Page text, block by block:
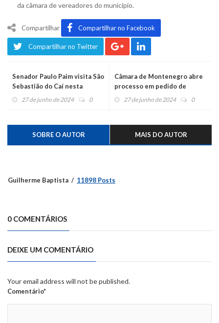
da câmara de vereadores do município.
Compartilhar Compartilhar no Facebook
Compartilhar no Twitter
Senador Paulo Paim visita São
Sebastião do Caí nesta
quinta-feira para tratar do
27 de junho de 2024 0
Câmara de Montenegro abre
processo em pedido de
cassação contra vereador
27 de junho de 2024 0
SOBRE O AUTOR MAIS DO AUTOR
Guilherme Baptista 11898 Posts
0 COMENTÁRIOS
DEIXE UM COMENTÁRIO
Your email address will not be published.
Comentário*